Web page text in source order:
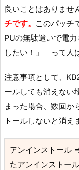
良いことはありませ
チです。 このパッチ
PUの無駄遣いで電
したい！」 って人
注意事項として、
ールしても消えない
まった場合、数回か
トールしないと消
アンインストール
たアンインストー